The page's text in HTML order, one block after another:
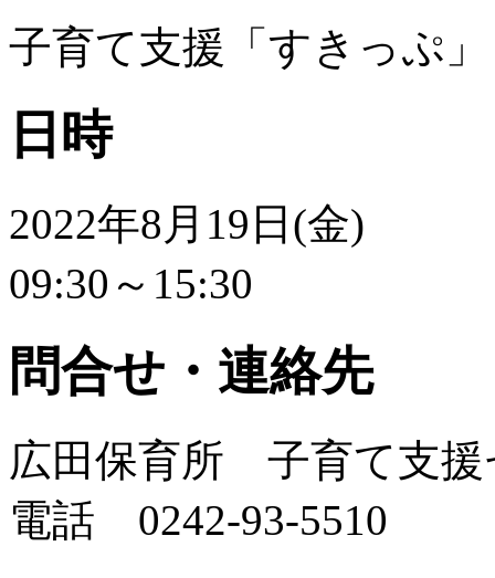
子育て支援「すきっぷ」
日時
2022年8月19日(金)
09:30～15:30
問合せ・連絡先
広田保育所 子育て支援
電話 0242-93-5510